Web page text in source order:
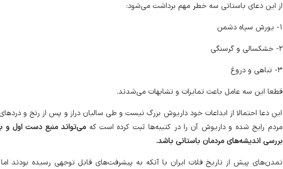
از این دعای باستانی سه خطر مهم برداشت می‌شود:
۱- یورش سپاه دشمن
۲- خشکسالی و گرسنگی
۳- تباهی و دروغ
قطعا این سه عامل باعث تمایزات و تشابهات می‌شدند.
این دعا احتمالا از ابداعات خود داریوش بزرگ نیست و طی سالیان دراز و پس از رنج و دردهای
مردم رایج شده و داریوش آن را در کتیبه‌ها ثبت کرده است که می‌تواند منبع دست اول و
بررسی اندیشه‌های مردمان باستانی باشد.
تمدن‌های پیش از تاریخ فلات ایران با آنکه به پیشرفت‌های قابل توجهی رسیده بودند